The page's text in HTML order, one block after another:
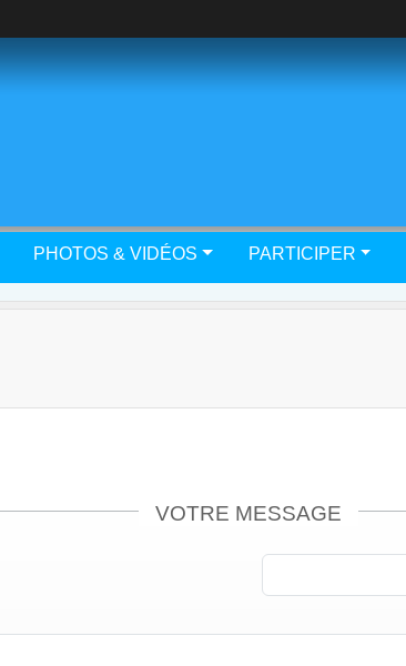
PHOTOS & VIDÉOS PARTICIPER
VOTRE MESSAGE